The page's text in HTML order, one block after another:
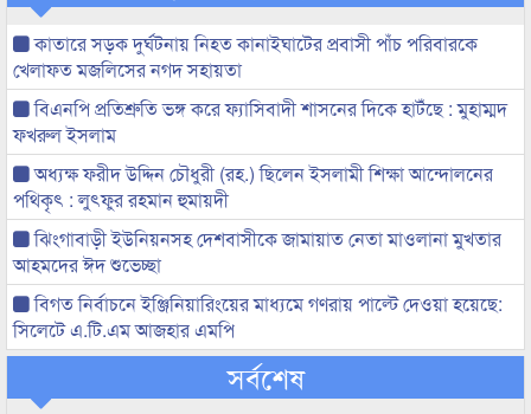
কাতারে সড়ক দুর্ঘটনায় নিহত কানাইঘাটের প্রবাসী পাঁচ পরিবারকে
খেলাফত মজলিসের নগদ সহায়তা
বিএনপি প্রতিশ্রুতি ভঙ্গ করে ফ্যাসিবাদী শাসনের দিকে হাটঁছে : মুহাম্মদ
ফখরুল ইসলাম
অধ্যক্ষ ফরীদ উদ্দিন চৌধুরী (রহ.) ছিলেন ইসলামী শিক্ষা আন্দোলনের
পথিকৃৎ : লুৎফুর রহমান হুমায়দী
ঝিংগাবাড়ী ইউনিয়নসহ দেশবাসীকে জামায়াত নেতা মাওলানা মুখতার
আহমদের ঈদ শুভেচ্ছা
বিগত নির্বাচনে ইঞ্জিনিয়ারিংয়ের মাধ্যমে গণরায় পাল্টে দেওয়া হয়েছে:
সিলেটে এ.টি.এম আজহার এমপি
সর্বশেষ